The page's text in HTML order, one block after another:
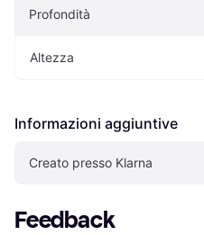
Profondità
Altezza
Informazioni aggiuntive
Creato presso Klarna
Feedback